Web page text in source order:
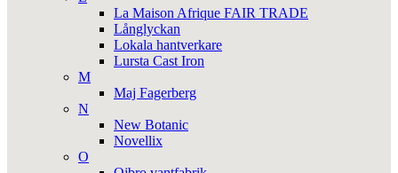
La Maison Afrique FAIR TRADE
Långlyckan
Lokala hantverkare
Lursta Cast Iron
M
Maj Fagerberg
N
New Botanic
Novellix
O